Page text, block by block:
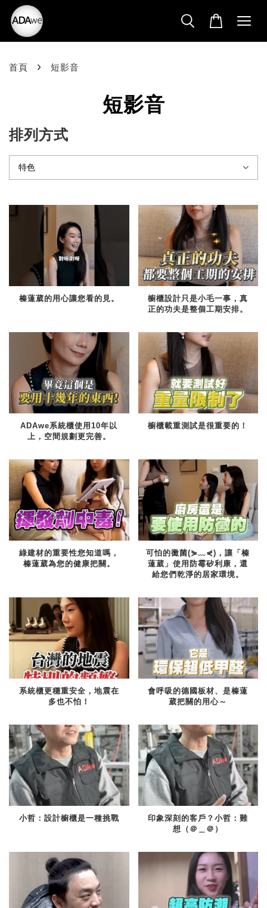
首頁 › 短影音
短影音
排列方式
榛薘葳的用心讓您看的見。
櫥櫃設計只是小毛一事，真
正的功夫是整個工期安排。
ADAwe系統櫃使用10年以
上，空間規劃更完善。
櫥櫃載重測試是很重要的！
綠建材的重要性您知道嗎，
榛薘葳為您的健康把關。
可怕的黴菌(⋟﹏⋞)，讓「榛
薘葳」使用防霉矽利康，還
給您們乾淨的居家環境。
系統櫃更穩重安全，地震在
多也不怕！
會呼吸的德國板材、是榛薘
葳把關的用心～
小哲：設計櫥櫃是一種挑戰
印象深刻的客戶？小哲：難
想（＠＿＠）